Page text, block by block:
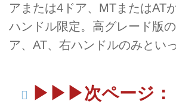
アまたは4ドア、MTまたはAT
ハンドル限定。高グレード版
ア、AT、右ハンドルのみとい
▶▶▶次ページ：